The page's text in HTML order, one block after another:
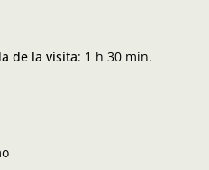
de la visita: 1 h 30 min.